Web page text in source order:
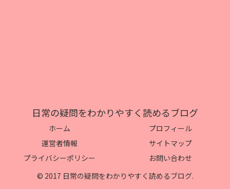
日常の疑問をわかりやすく読めるブログ
ホーム
プロフィール
運営者情報
サイトマップ
プライバシーポリシー
お問い合わせ
© 2017 日常の疑問をわかりやすく読めるブログ.